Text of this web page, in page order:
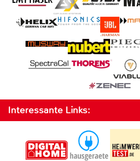
Interessante Links: